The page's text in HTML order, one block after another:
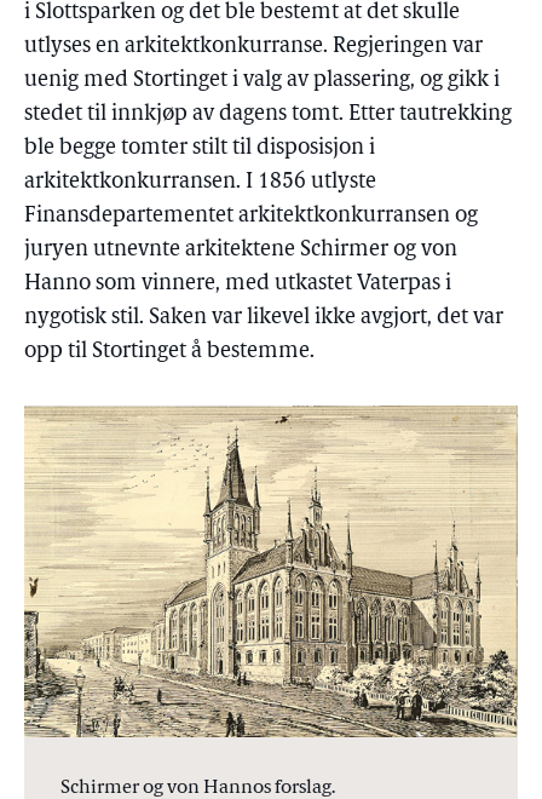
i Slottsparken og det ble bestemt at det skulle
utlyses en arkitektkonkurranse. Regjeringen var
uenig med Stortinget i valg av plassering, og gikk i
stedet til innkjøp av dagens tomt. Etter tautrekking
ble begge tomter stilt til disposisjon i
arkitektkonkurransen. I 1856 utlyste
Finansdepartementet arkitektkonkurransen og
juryen utnevnte arkitektene Schirmer og von
Hanno som vinnere, med utkastet Vaterpas i
nygotisk stil. Saken var likevel ikke avgjort, det var
opp til Stortinget å bestemme.
Schirmer og von Hannos forslag.